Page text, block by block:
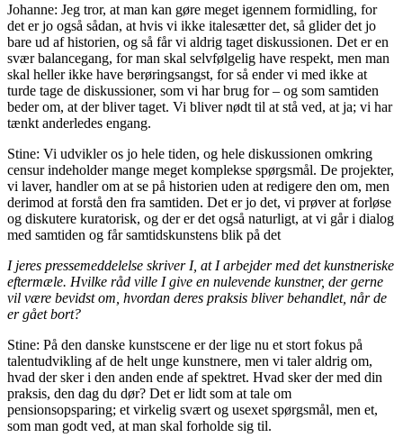
Johanne: Jeg tror, at man kan gøre meget igennem formidling, for
det er jo også sådan, at hvis vi ikke italesætter det, så glider det jo
bare ud af historien, og så får vi aldrig taget diskussionen. Det er en
svær balancegang, for man skal selvfølgelig have respekt, men man
skal heller ikke have berøringsangst, for så ender vi med ikke at
turde tage de diskussioner, som vi har brug for – og som samtiden
beder om, at der bliver taget. Vi bliver nødt til at stå ved, at ja; vi har
tænkt anderledes engang.
Stine: Vi udvikler os jo hele tiden, og hele diskussionen omkring
censur indeholder mange meget komplekse spørgsmål. De projekter,
vi laver, handler om at se på historien uden at redigere den om, men
derimod at forstå den fra samtiden. Det er jo det, vi prøver at forløse
og diskutere kuratorisk, og der er det også naturligt, at vi går i dialog
med samtiden og får samtidskunstens blik på det
I jeres pressemeddelelse skriver I, at I arbejder med det kunstneriske
eftermæle. Hvilke råd ville I give en nulevende kunstner, der gerne
vil være bevidst om, hvordan deres praksis bliver behandlet, når de
er gået bort?
Stine: På den danske kunstscene er der lige nu et stort fokus på
talentudvikling af de helt unge kunstnere, men vi taler aldrig om,
hvad der sker i den anden ende af spektret. Hvad sker der med din
praksis, den dag du dør? Det er lidt som at tale om
pensionsopsparing; et virkelig svært og usexet spørgsmål, men et,
som man godt ved, at man skal forholde sig til.